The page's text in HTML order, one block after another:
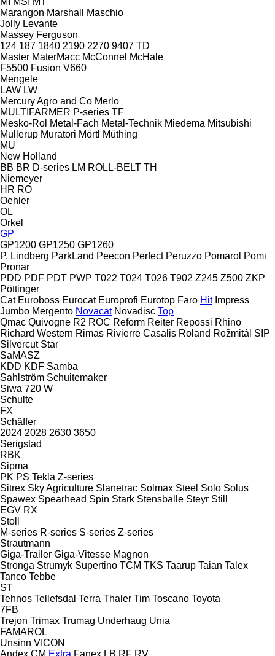
Marangon Marshall
Maschio
Jolly Levante
Massey Ferguson
124 187 1840 2190 2270 9407 TD
Master MaterMacc McConnel McHale
F5500 Fusion V660
Mengele
LAW LW
Mercury Agro and Co Merlo
MULTIFARMER P-series TF
Mesko-Rol Metal-Fach Metal-Technik Miedema Mitsubishi
Mullerup Muratori Mörtl Müthing
MU
New Holland
BB BR D-series LM ROLL-BELT TH
Niemeyer
HR RO
Oehler
OL
Orkel
GP
GP1200 GP1250 GP1260
P. Lindberg ParkLand Peecon Perfect Peruzzo Pomarol Pomi
Pronar
PDD PDF PDT PWP T022 T024 T026 T902 Z245 Z500 ZKP
Pöttinger
Cat Euroboss Eurocat Europrofi Eurotop Faro Hit Impress
Jumbo Mergento Novacat Novadisc Top
Qmac Quivogne R2 ROC Reform Reiter Repossi Rhino
Richard Western Rimas Rivierre Casalis Roland Rožmitál SIP
Silvercut Star
SaMASZ
KDD KDF Samba
Sahlström Schuitemaker
Siwa 720 W
Schulte
FX
Schäffer
2024 2028 2630 3650
Serigstad
RBK
Sipma
PK PS Tekla Z-series
Sitrex Sky Agriculture Slanetrac Solmax Steel Solo Solus
Spawex Spearhead Spin Stark Stensballe Steyr Still
EGV RX
Stoll
M-series R-series S-series Z-series
Strautmann
Giga-Trailer Giga-Vitesse Magnon
Stronga Strumyk Supertino TCM TKS Taarup Taian Talex
Tanco Tebbe
ST
Tehnos Tellefsdal Terra Thaler Tim Toscano Toyota
7FB
Trejon Trimax Trumag Underhaug Unia
FAMAROL
Unsinn VICON
Andex CM Extra Fanex LB RF RV